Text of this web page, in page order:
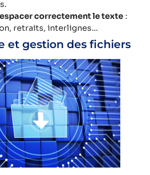
correctement le texte :
retraits, interlignes…
et gestion des fichiers